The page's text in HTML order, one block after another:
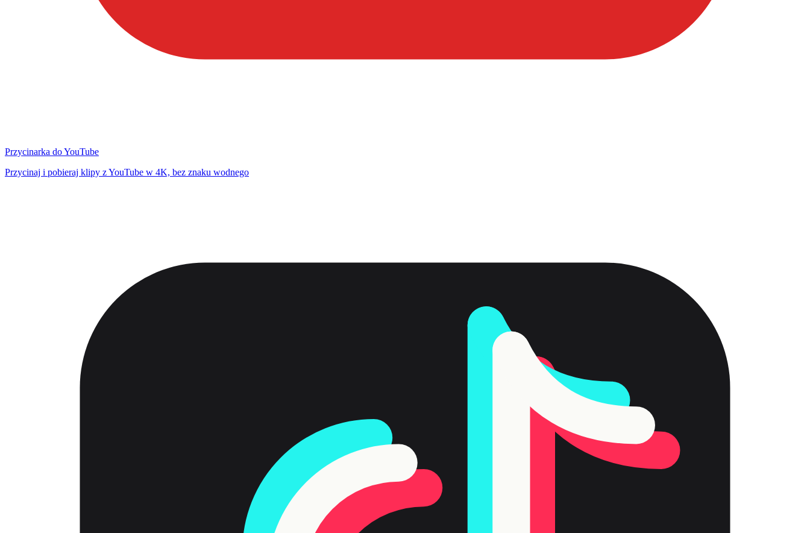
Przycinarka do YouTube
Przycinaj i pobieraj klipy z YouTube w 4K, bez znaku wodnego